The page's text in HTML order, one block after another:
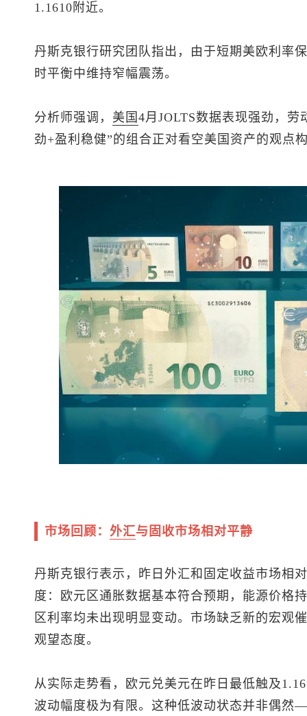
1.1610附近。
丹斯克银行研究团队指出，由于短期美欧利率
时平衡中维持窄幅震荡。
分析师强调， 美国 4月JOLTS数据表现强劲，
劲+盈利稳健”的组合正对看空美国资产的观点
市场回顾： 外汇与固收市场相对平静
丹斯克银行表示，昨日外汇和固定收益市场相
度：欧元区通胀数据基本符合预期，能源价格
区利率均未出现明显变动。市场缺乏新的宏观
观望态度。
从实际走势看， 欧元兑美元在昨日最低触及
波动幅度极为有限。这种低波动状态并非偶